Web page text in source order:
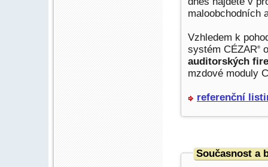
maloobchodních
Vzhledem k
systém CÉZAR®
auditorských
mzdové moduly
referenční
Současnost a